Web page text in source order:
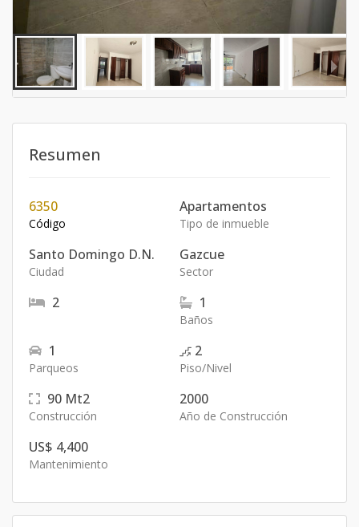
Resumen
6350
Código
Apartamentos
Tipo de inmueble
Santo Domingo D.N.
Ciudad
Gazcue
Sector
2 1
Baños
1
Parqueos
2
Piso/Nivel
90 Mt2
Construcción
2000
Año de Construcción
US$ 4,400
Mantenimiento